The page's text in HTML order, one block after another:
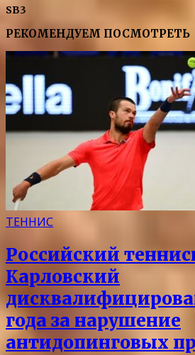
SB3
РЕКОМЕНДУЕМ ПОСМОТРЕТЬ
ТЕННИС
Российский
Карловский
года за нарушение
антидопинговых